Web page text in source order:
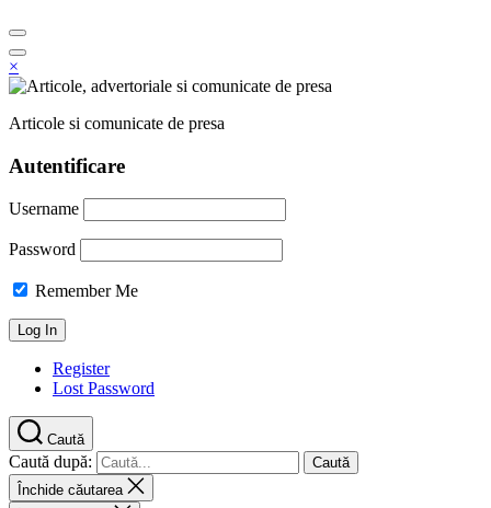
×
Articole si comunicate de presa
Autentificare
Username
Password
Remember Me
Register
Lost Password
Caută
Caută după:
Închide căutarea